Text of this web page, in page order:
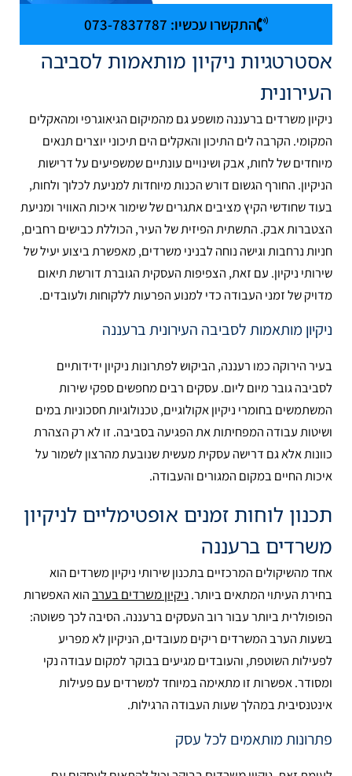
התקשרו עכשיו: 073-7837787
אסטרטגיות ניקיון מותאמות לסביבה
העירונית
ניקיון משרדים ברעננה מושפע גם מהמיקום הגיאוגרפי ומהאקלים
המקומי. הקרבה לים התיכון והאקלים הים תיכוני יוצרים תנאים
מיוחדים של לחות, אבק ושינויים עונתיים שמשפיעים על דרישות
הניקיון. החורף הגשום דורש הכנות מיוחדות למניעת לכלוך ולחות,
בעוד שחודשי הקיץ מציבים אתגרים של שימור איכות האוויר ומניעת
הצטברות אבק. התשתית הפיזית של העיר, הכוללת כבישים רחבים,
חניות נרחבות וגישה נוחה לבניני משרדים, מאפשרת ביצוע יעיל של
שירותי ניקיון. עם זאת, הצפיפות העסקית הגוברת דורשת תיאום
מדויק של זמני העבודה כדי למנוע הפרעות ללקוחות ולעובדים.
ניקיון מותאמות לסביבה העירונית ברעננה
בעיר הירוקה כמו רעננה, הביקוש לפתרונות ניקיון ידידותיים
לסביבה גובר מיום ליום. עסקים רבים מחפשים ספקי שירות
המשתמשים בחומרי ניקיון אקולוגיים, טכנולוגיות חסכוניות במים
ושיטות עבודה המפחיתות את הפגיעה בסביבה. זו לא רק הצהרת
כוונות אלא גם דרישה עסקית מעשית שנובעת מהרצון לשמור על
איכות החיים במקום המגורים והעבודה.
תכנון לוחות זמנים אופטימליים לניקיון
משרדים ברעננה
אחד מהשיקולים המרכזיים בתכנון שירותי ניקיון משרדים הוא
בחירת העיתוי המתאים ביותר. ניקיון משרדים בערבהוא האפשרות
הפופולרית ביותר עבור רוב העסקים ברעננה. הסיבה לכך פשוטה:
בשעות הערב המשרדים ריקים מעובדים, הניקיון לא מפריע
לפעילות השוטפת, והעובדים מגיעים בבוקר למקום עבודה נקי
ומסודר. אפשרות זו מתאימה במיוחד למשרדים עם פעילות
אינטנסיבית במהלך שעות העבודה הרגילות.
פתרונות מותאמים לכל עסק